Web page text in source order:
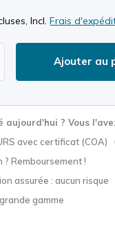
Incl.Frais
Ajouter au
aujourd'hui ? Vous
avec certificat (COA)
? Remboursement !
assurée : aucun risque
gamme